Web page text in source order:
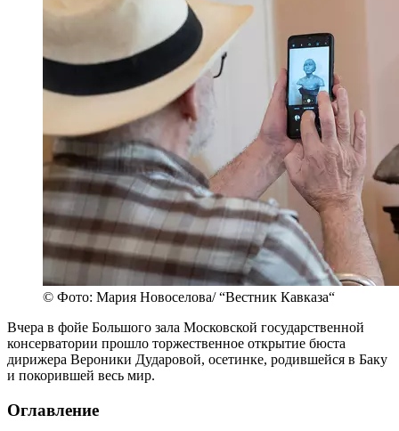
© Фото: Мария Новоселова/ “Вестник Кавказа“
Вчера в фойе Большого зала Московской государственной
консерватории прошло торжественное открытие бюста
дирижера Вероники Дударовой, осетинке, родившейся в Баку
и покорившей весь мир.
Оглавление